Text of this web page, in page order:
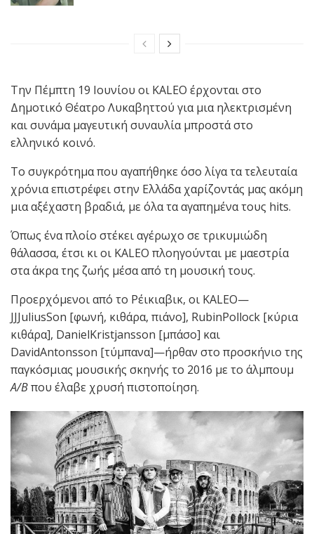
Την Πέμπτη 19 Ιουνίου οι ΚALEO έρχονται στο
Δημοτικό Θέατρο Λυκαβηττού για μια ηλεκτρισμένη
και συνάμα μαγευτική συναυλία μπροστά στο
ελληνικό κοινό.
Το συγκρότημα που αγαπήθηκε όσο λίγα τα τελευταία
χρόνια επιστρέφει στην Ελλάδα χαρίζοντάς μας ακόμη
μια αξέχαστη βραδιά, με όλα τα αγαπημένα τους hits.
Όπως ένα πλοίο στέκει αγέρωχο σε τρικυμιώδη
θάλασσα, έτσι κι οι KALEO πλοηγούνται με μαεστρία
στα άκρα της ζωής μέσα από τη μουσική τους.
Προερχόμενοι από το Ρέικιαβικ, οι KALEO—
JJJuliusSon [φωνή, κιθάρα, πιάνο], RubinPollock [κύρια
κιθάρα], DanielKristjansson [μπάσο] και
DavidAntonsson [τύμπανα]—ήρθαν στο προσκήνιο της
παγκόσμιας μουσικής σκηνής το 2016 με το άλμπουμ
A/Bπου έλαβε χρυσή πιστοποίηση.